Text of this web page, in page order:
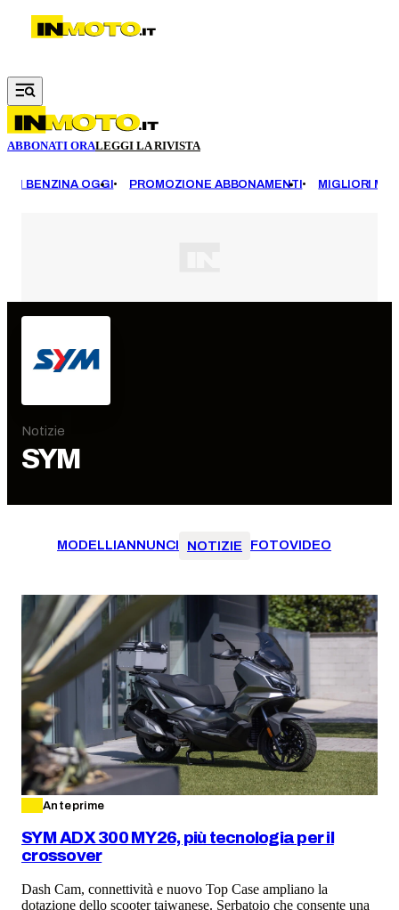
Vai al contenuto principale
ABBONATI ORALEGGI LA RIVISTA
BENZINA OGGI PROMOZIONE ABBONAMENTI MIGLIORI
Notizie
SYM
MODELLIANNUNCI NOTIZIE FOTOVIDEO
Anteprime
SYM ADX 300 MY26, più tecnologia per il
crossover
Dash Cam, connettività e nuovo Top Case ampliano la
dotazione dello scooter taiwanese. Serbatoio che consente una